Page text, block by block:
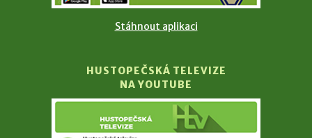
Stáhnout aplikaci
HUSTOPEČSKÁ TELEVIZE
NA YOUTUBE